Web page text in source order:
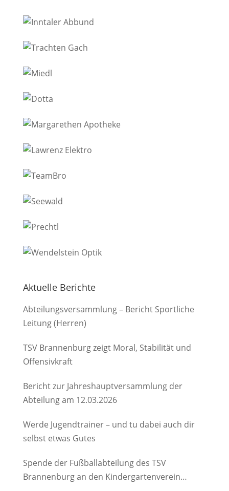
Aktuelle Berichte
Abteilungsversammlung – Bericht Sportliche
Leitung (Herren)
TSV Brannenburg zeigt Moral, Stabilität und
Offensivkraft
Bericht zur Jahreshauptversammlung der
Abteilung am 12.03.2026
Werde Jugendtrainer – und tu dabei auch dir
selbst etwas Gutes
Spende der Fußballabteilung des TSV
Brannenburg an den Kindergartenverein